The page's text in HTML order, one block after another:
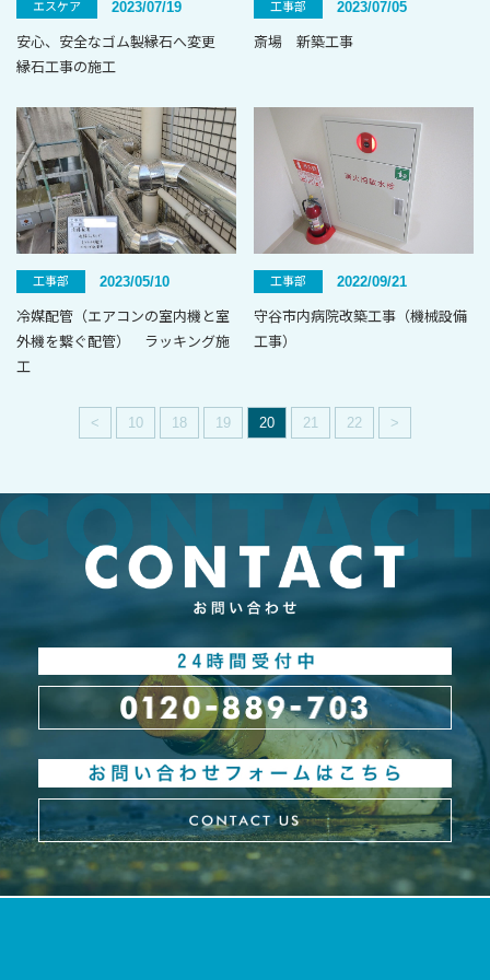
エスケア 2023/07/19
安心、安全なゴム製縁石へ変更
縁石工事の施工
工事部 2023/07/05
斎場 新築工事
工事部 2023/05/10
冷媒配管（エアコンの室内機と室
外機を繋ぐ配管） ラッキング施
工
工事部 2022/09/21
守谷市内病院改築工事（機械設備
工事）
< 10 18 19 20 21 22 >